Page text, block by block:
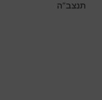
תנצב”ה